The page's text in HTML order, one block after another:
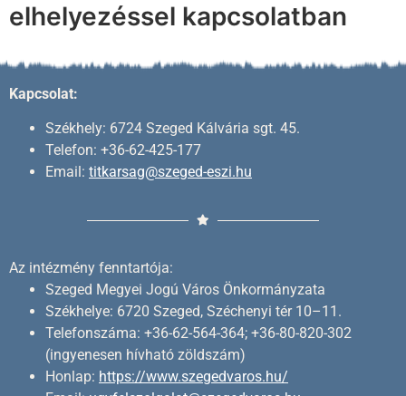
elhelyezéssel kapcsolatban
Kapcsolat:
Székhely: 6724 Szeged Kálvária sgt. 45.
Telefon: +36-62-425-177
Email: titkarsag@szeged-eszi.hu
Az intézmény fenntartója:
Szeged Megyei Jogú Város Önkormányzata
Székhelye: 6720 Szeged, Széchenyi tér 10–11.
Telefonszáma: +36-62-564-364; +36-80-820-302
(ingyenesen hívható zöldszám)
Honlap: https://www.szegedvaros.hu/